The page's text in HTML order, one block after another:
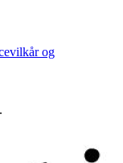
og